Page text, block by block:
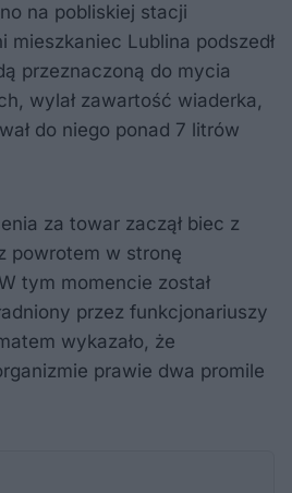
na pobliskiej stacji
Lublina podszedł
przeznaczoną do mycia
wylał zawartość wiaderka,
do niego ponad 7 litrów
za towar zaczął biec z
powrotem w stronę
tym momencie został
przez funkcjonariuszy
wykazało, że
prawie dwa promile